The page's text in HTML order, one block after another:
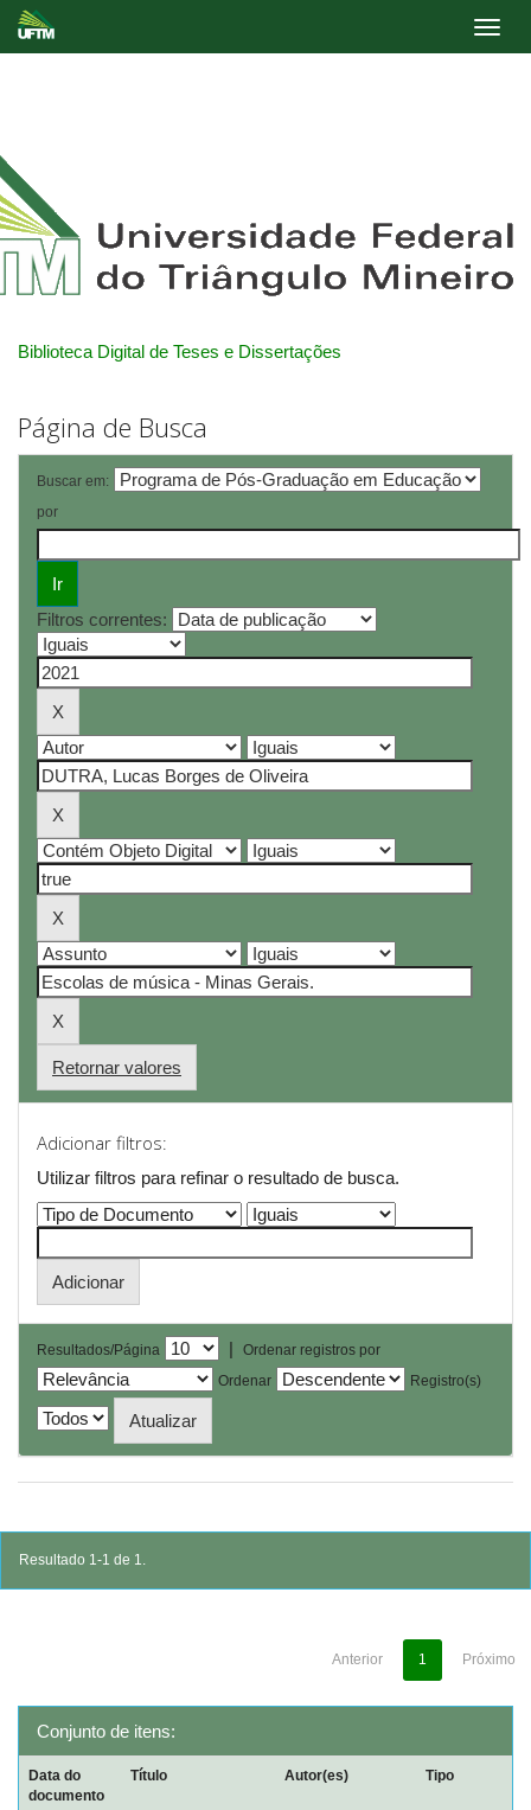
Biblioteca Digital de Teses e Dissertações
Página de Busca
Buscar em:
por
Filtros correntes:
Retornar valores
Adicionar filtros:
Utilizar filtros para refinar o resultado de busca.
Resultados/Página |
Ordenar registros por
Ordenar
Registro(s)
Resultado 1-1 de 1.
Anterior 1 Próximo
Conjunto de itens:
Data do
documento
Título Autor(es) Tipo